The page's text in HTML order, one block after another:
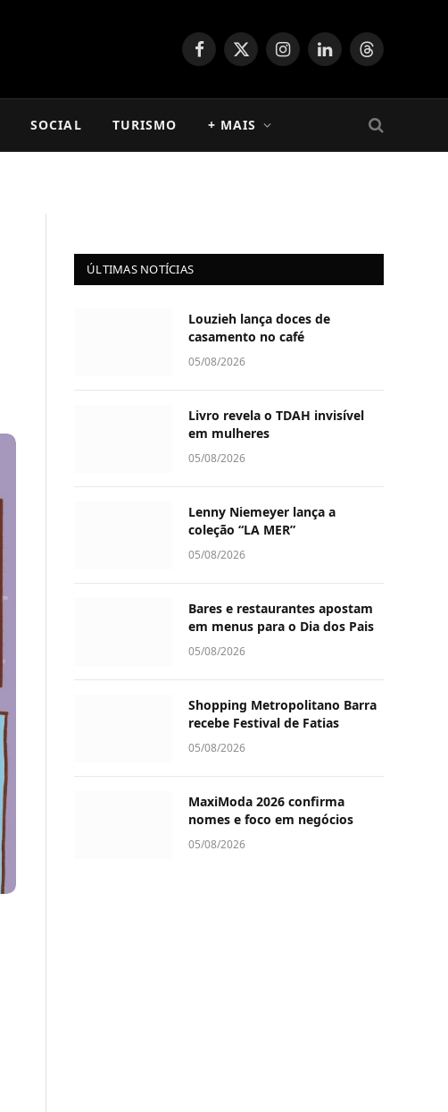
Facebook
X
InstagramLinkedInThreads
SOCIAL TURISMO + MAIS
ÚLTIMAS NOTÍCIAS
Louzieh lança doces de
casamento no café
05/08/2026
Livro revela o TDAH invisível
em mulheres
05/08/2026
Lenny Niemeyer lança a
coleção “LA MER”
05/08/2026
Bares e restaurantes apostam
em menus para o Dia dos Pais
05/08/2026
Shopping Metropolitano Barra
recebe Festival de Fatias
05/08/2026
MaxiModa 2026 confirma
nomes e foco em negócios
05/08/2026